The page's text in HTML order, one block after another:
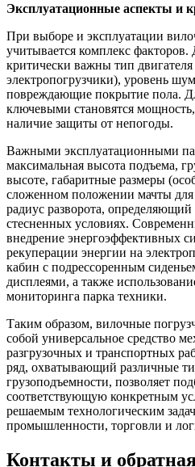
Эксплуатационные аспекты и
При выборе и эксплуатации
учитывается комплекс
критически важны тип
электропогрузчики), уровень
повреждающие покрытие пола.
ключевыми становятся
наличие защиты от непогоды.
Важными эксплуатационными
максимальная высота подъема,
высоте, габаритные размеры
сложенном положении мачты для
радиус разворота, определяющий
стесненных условиях.
внедрение энергоэффективных
рекуперации энергии на
кабин с подрессоренным
дисплеями, а также
мониторинга парка техники.
Таким образом, вилочные
собой универсальное средство
разгрузочных и транспортных
ряд, охватывающий различные
грузоподъемности, позволяет
соответствующую конкретным
решаемым технологическим
промышленности, торговли и
Контакты и